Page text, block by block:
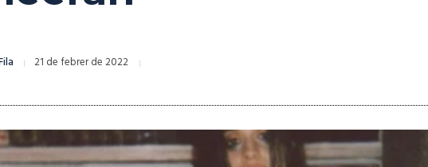
21 de febrer de 2022